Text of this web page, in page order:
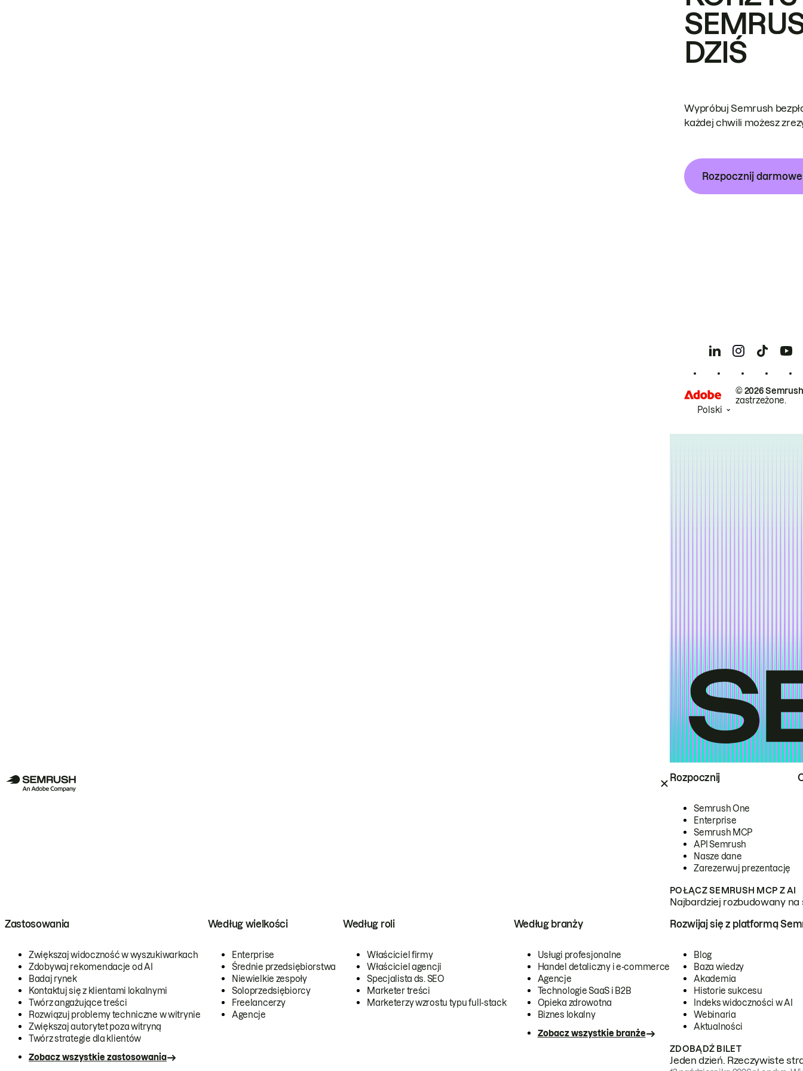
Rozpocznij
Semrush One
Enterprise
Semrush MCP
API Semrush
Nasze dane
Zarezerwuj prezentację
POŁĄCZ SEMRUSH MCP Z AI
Najbardziej rozbudowany
Zastosowania
Zwiększaj widoczność w wyszukiwarkach
Zdobywaj rekomendacje od AI
Badaj rynek
Kontaktuj się z klientami lokalnymi
Twórz angażujące treści
Rozwiązuj problemy techniczne w witrynie
Zwiększaj autorytet poza witryną
Twórz strategie dla klientów
Zobacz wszystkie zastosowania
Według wielkości
Enterprise
Średnie przedsiębiorstwa
Niewielkie zespoły
Soloprzedsiębiorcy
Freelancerzy
Agencje
Według roli
Właściciel firmy
Właściciel agencji
Specjalista ds. SEO
Marketer treści
Marketerzy wzrostu typu full-stack
Według branży
Usługi profesjonalne
Handel detaliczny i e-commerce
Agencje
Technologie SaaS i B2B
Opieka zdrowotna
Biznes lokalny
Zobacz wszystkie branże
Rozwijaj się z platformą
Blog
Baza wiedzy
Akademia
Historie sukcesu
Indeks widoczności w AI
Webinaria
Aktualności
ZDOBĄDŹ BILET
Jeden dzień. Rzeczywiste
DZIŚ
Wypróbuj Semrush
każdej chwili możesz
Rozpocznij
© 2026
zastrzeżone.
Polski